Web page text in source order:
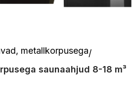
metallkorpusega
saunaahjud 8-18 m³